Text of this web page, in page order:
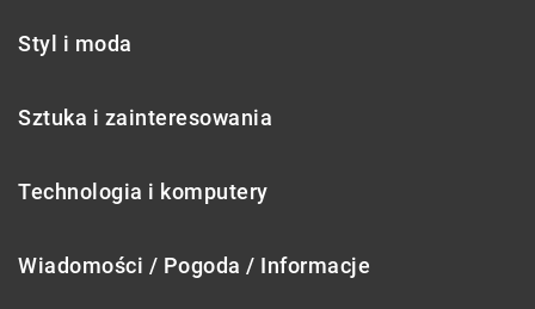
Styl i moda
Sztuka i zainteresowania
Technologia i komputery
Wiadomości / Pogoda / Informacje